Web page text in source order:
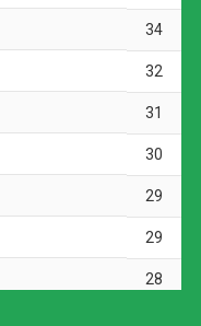
Carioca ficou
Com 21 anos
o torneio com
Flamengo, e
gols. Pedro alcançou
precisou de dez